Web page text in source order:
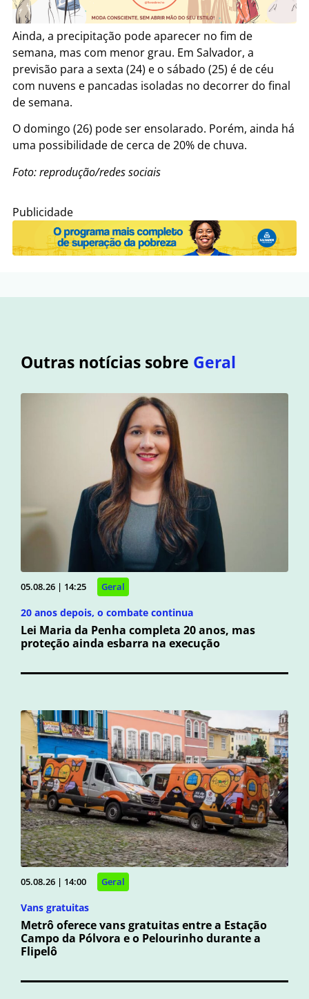
Ainda, a precipitação pode aparecer no fim de
semana, mas com menor grau. Em Salvador, a
previsão para a sexta (24) e o sábado (25) é de céu
com nuvens e pancadas isoladas no decorrer do final
de semana.
O domingo (26) pode ser ensolarado. Porém, ainda há
uma possibilidade de cerca de 20% de chuva.
Foto: reprodução/redes sociais
Publicidade
Outras notícias sobre Geral
05.08.26 | 14:25 Geral
20 anos depois, o combate continua
Lei Maria da Penha completa 20 anos, mas
proteção ainda esbarra na execução
05.08.26 | 14:00 Geral
Vans gratuitas
Metrô oferece vans gratuitas entre a Estação
Campo da Pólvora e o Pelourinho durante a
Flipelô